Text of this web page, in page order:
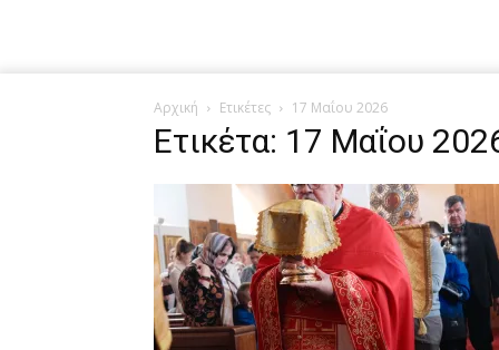
Αρχική Ετικέτες 17 Μαΐου 2026
Ετικέτα: 17 Μαΐου